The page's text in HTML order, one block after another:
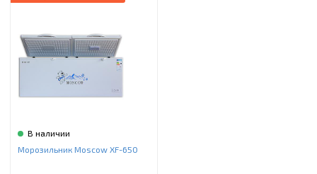
В наличии
Морозильник Moscow XF-650